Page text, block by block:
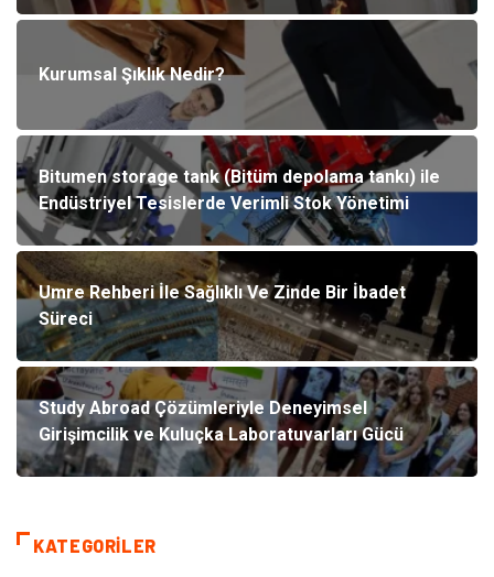
Kurumsal Şıklık Nedir?
Bitumen storage tank (Bitüm depolama tankı) ile
Endüstriyel Tesislerde Verimli Stok Yönetimi
Umre Rehberi İle Sağlıklı Ve Zinde Bir İbadet
Süreci
Study Abroad Çözümleriyle Deneyimsel
Girişimcilik ve Kuluçka Laboratuvarları Gücü
KATEGORILER